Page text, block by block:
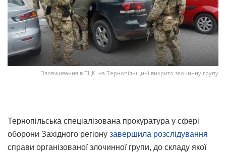
Зловживання в ТЦК: на Тернопільщині викрито злочинну групу
Тернопільська спеціалізована прокуратура у сфері
оборони Західного регіону завершила розслідування
справи організованої злочинної групи, до складу якої